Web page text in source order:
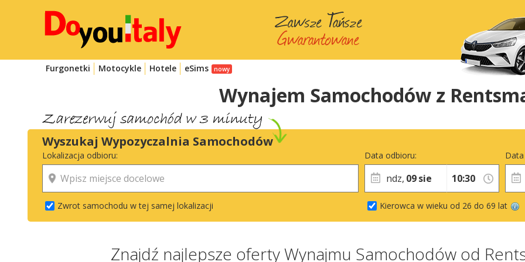
Furgonetki Motocykle Hotele eSims
Wynajem Samochodów z
Wyszukaj Wypozyczalnia Samochodów
Lokalizacja odbioru:
Zwrot samochodu w tej samej lokalizacji
Data odbioru:
ndz, 09sie
Kierowca w wieku od 26 do 69 lat
Znajdź najlepsze oferty Wynajmu Samochodów od